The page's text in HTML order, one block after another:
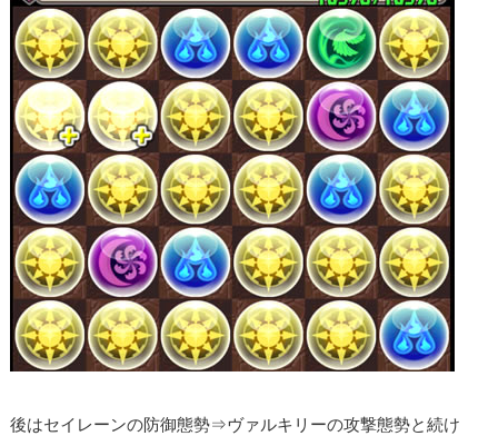
後はセイレーンの防御態勢⇒ヴァルキリーの攻撃態勢と続け